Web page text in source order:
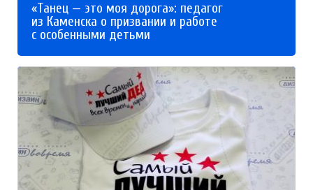
«Танец — это моя дорога»: педагог
из Каменска о призвании и работе
с особенными детьми